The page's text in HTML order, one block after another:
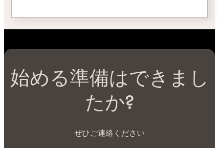
始める準備はできまし
たか?
ぜひご連絡ください